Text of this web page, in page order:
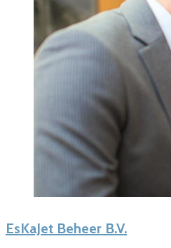
EsKaJet Beheer B.V.